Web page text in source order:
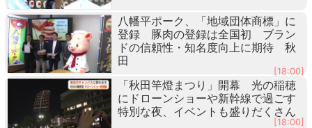
八幡平ポーク、「地域団体商標」に
登録 豚肉の登録は全国初 ブラン
ドの信頼性・知名度向上に期待 秋
田
[18:00]
「秋田竿燈まつり」開幕 光の稲穂
にドローンショーや新幹線で過ごす
特別な夜、イベントも盛りだくさん
[18:00]